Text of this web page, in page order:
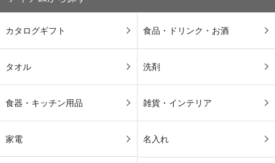
カタログギフト 食品・ドリンク・お酒
タオル 洗剤
食器・キッチン用品 雑貨・インテリア
家電 名入れ